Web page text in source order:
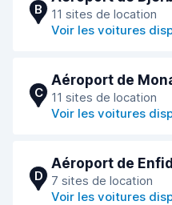
B
11 sites de location
Voir les voitures
C
Aéroport de
11 sites de location
Voir les voitures
D
Aéroport de
7 sites de location
Voir les voitures